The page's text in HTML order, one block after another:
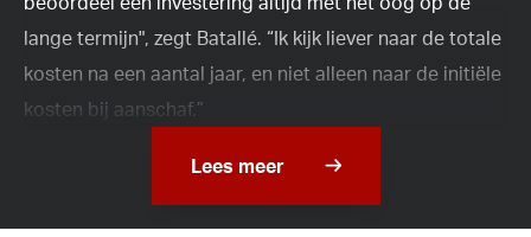
lange termijn", zegt Batallé. “Ik kijk liever naar de totale
kosten na een aantal jaar, en niet alleen naar de initiële
kosten bij aanschaf.”
Lees meer